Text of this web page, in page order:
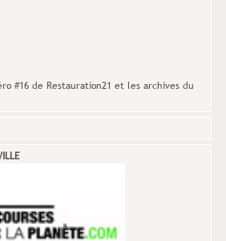
#16 de Restauration21 et les archives du